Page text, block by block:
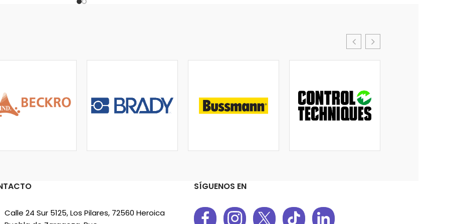
Calle 24 Sur 5125, Los Pilares, 72560 Heroica
SÍGUENOS EN